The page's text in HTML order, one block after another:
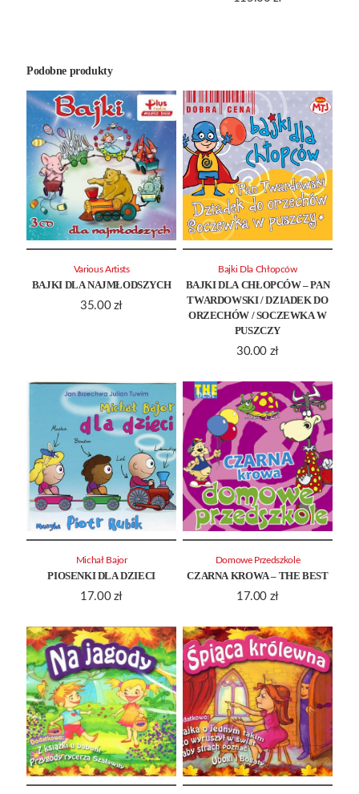
Podobne produkty
BAJKI DLA NAJMŁODSZYCH
35.00 zł
Various Artists
BAJKI DLA CHŁOPCÓW – PAN
TWARDOWSKI / DZIADEK DO
ORZECHÓW / SOCZEWKA W
PUSZCZY
30.00 zł
Bajki Dla Chłopców
PIOSENKI DLA DZIECI
17.00 zł
Michał Bajor
CZARNA KROWA – THE BEST
17.00 zł
Domowe Przedszkole